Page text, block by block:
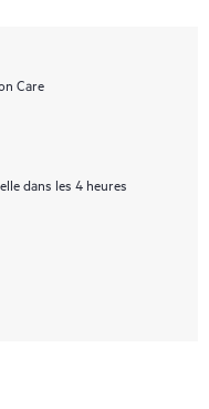
Care
dans les 4 heures